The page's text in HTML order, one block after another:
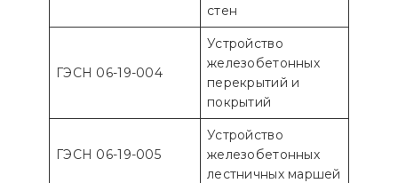
стен
ГЭСН 06-19-004
Устройство
железобетонных
перекрытий и
покрытий
ГЭСН 06-19-005
Устройство
железобетонных
лестничных маршей